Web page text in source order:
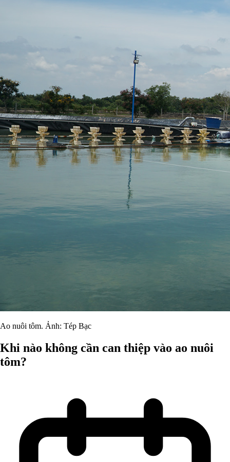
Ao nuôi tôm. Ảnh: Tép Bạc
Khi nào không cần can thiệp vào ao nuôi
tôm?